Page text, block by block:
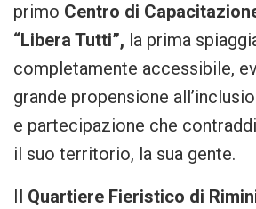
primo Centro di
“Libera Tutti”, la prima
completamente accessibile,
grande propensione
e partecipazione che
il suo territorio, la sua gente.
Il Quartiere Fieristico di